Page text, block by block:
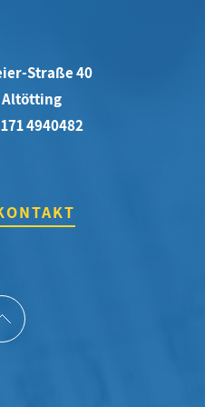
Straße 40
Altötting
4940482